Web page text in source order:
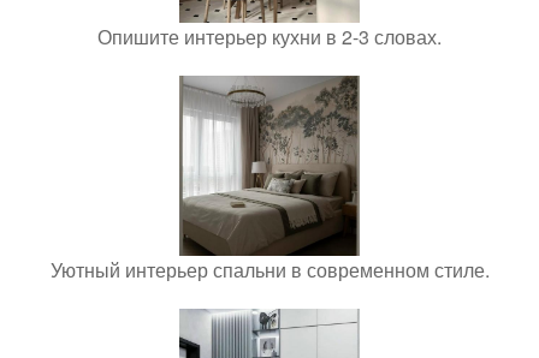
Опишите интерьер кухни в 2-3 словах.
Уютный интерьер спальни в современном стиле.